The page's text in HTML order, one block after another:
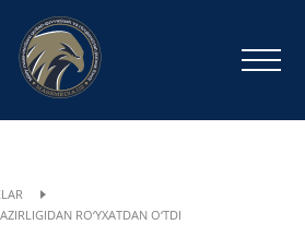
RO‘YXATDAN O‘TDI